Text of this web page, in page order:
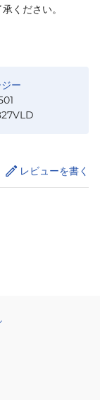
ください。
ー
レビューを書く